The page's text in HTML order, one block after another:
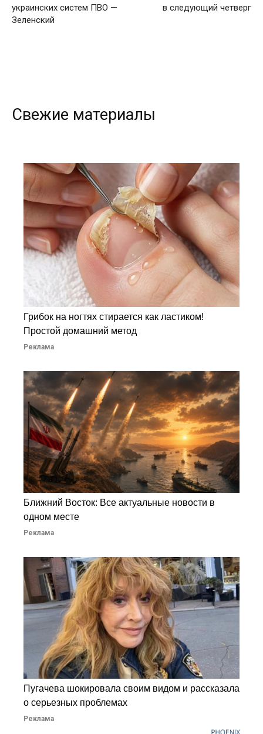
украинских систем ПВО —
Зеленский
в следующий четверг
Свежие материалы
Грибок на ногтях стирается как ластиком!
Простой домашний метод
Реклама
Ближний Восток: Все актуальные новости в
одном месте
Реклама
Пугачева шокировала своим видом и рассказала
о серьезных проблемах
Реклама